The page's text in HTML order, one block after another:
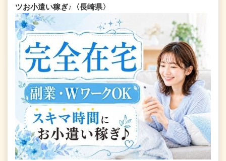
ツお小遣い稼ぎ♪〈長崎県〉